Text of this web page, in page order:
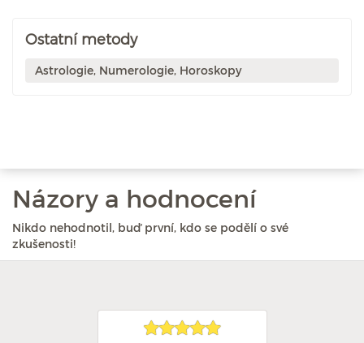
Ostatní metody
Astrologie, Numerologie, Horoskopy
Názory a hodnocení
Nikdo nehodnotil, buď první, kdo se podělí o své
zkušenosti!